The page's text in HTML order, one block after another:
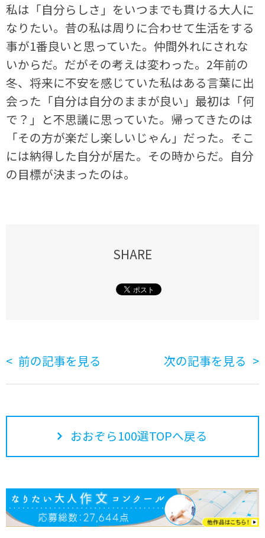
私は「自分らしさ」をいつまでも貫ける大人に
なりたい。昔の私は周りに合わせて生活をする
事が1番良いと思っていた。仲間外れにされな
いからだ。だがその考えは変わった。2年前の
冬、将来に不安を感じていた私はある言葉に出
会った「自分は自分のままが良い」最初は「何
で？」と不思議に思っていた。帰ってきたのは
「その方が楽だし楽しいじゃん」だった。そこ
には納得した自分が居た。その時からだ。自分
の目標が決まったのは。
SHARE
前の記事を見る 次の記事を見る
おおぞら100選TOPへ戻る